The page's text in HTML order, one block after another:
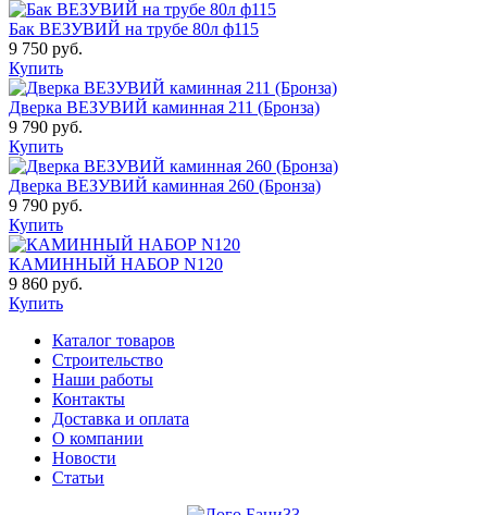
Бак ВЕЗУВИЙ на трубе 80л ф115
9 750 руб.
Купить
Дверка ВЕЗУВИЙ каминная 211 (Бронза)
9 790 руб.
Купить
Дверка ВЕЗУВИЙ каминная 260 (Бронза)
9 790 руб.
Купить
КАМИННЫЙ НАБОР N120
9 860 руб.
Купить
Каталог товаров
Строительство
Наши работы
Контакты
Доставка и оплата
О компании
Новости
Статьи